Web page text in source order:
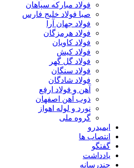
فولاد مبارکه سپاهان
صبا فولاد خلیج فارس
فولاد جهان آرا
فولاد هرمزگان
فولاد کاویان
فولاد کیش
فولاد گل گهر
فولاد سنگان
فولاد شادگان
آهن و فولاد ارفع
ذوب آهن اصفهان
نورد و لوله اهواز
گروه ملی
ایمیدرو
انتصاب ها
گفتگو
یادداشت
چندرسانه